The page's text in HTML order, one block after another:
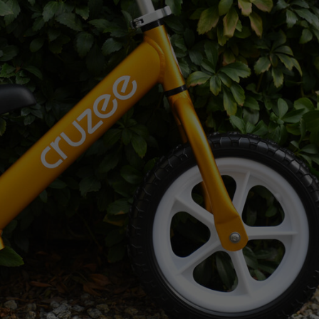
Pig
Gazelle
i:SY
Pompki rowerowe
Pozostałe
Przerzutki rowerowe
owery transportowe - akcesoria
akwy i torby rowerowe
Siodełka rowerowe
Strida - części
N akrętki i obejmy
Peruzzo